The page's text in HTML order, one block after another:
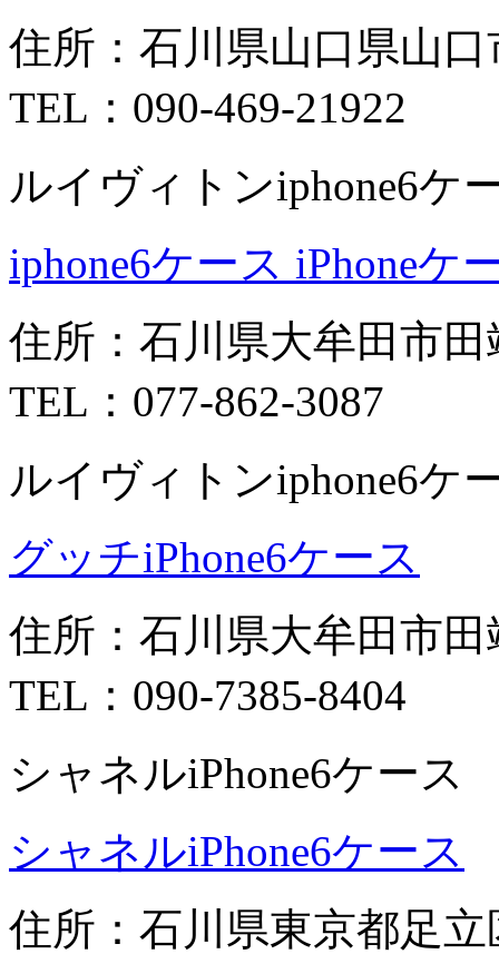
住所：石川県山口県山
TEL：090-469-21922
ルイヴィトンiphone6ケ
iphone6ケース iPhoneケ
住所：石川県大牟田市田
TEL：077-862-3087
ルイヴィトンiphone6ケ
グッチiPhone6ケース
住所：石川県大牟田市田
TEL：090-7385-8404
シャネルiPhone6ケース
シャネルiPhone6ケース
住所：石川県東京都足立